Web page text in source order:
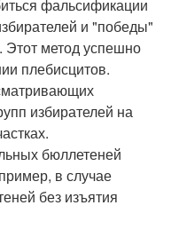
фальсификации
и "победы"
Этот метод успешно
плебисцитов.
избирателей на
бюллетеней
в случае
без изъятия